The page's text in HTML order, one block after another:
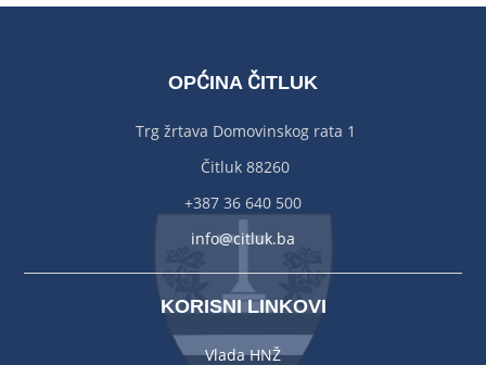
OPĆINA ČITLUK
Trg žrtava Domovinskog rata 1
Čitluk 88260
+387 36 640 500
info@citluk.ba
KORISNI LINKOVI
Vlada HNŽ